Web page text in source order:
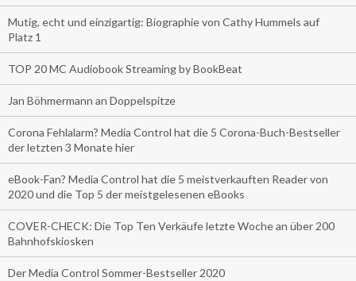
Mutig, echt und einzigartig: Biographie von Cathy Hummels auf
Platz 1
TOP 20 MC Audiobook Streaming by BookBeat
Jan Böhmermann an Doppelspitze
Corona Fehlalarm? Media Control hat die 5 Corona-Buch-Bestseller
der letzten 3 Monate hier
eBook-Fan? Media Control hat die 5 meistverkauften Reader von
2020 und die Top 5 der meistgelesenen eBooks
COVER-CHECK: Die Top Ten Verkäufe letzte Woche an über 200
Bahnhofskiosken
Der Media Control Sommer-Bestseller 2020